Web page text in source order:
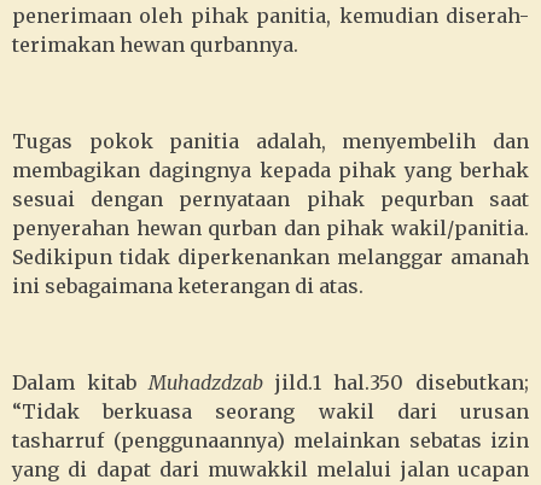
penerimaan oleh pihak panitia, kemudian diserah-
terimakan hewan qurbannya.
Tugas pokok panitia adalah, menyembelih dan
membagikan dagingnya kepada pihak yang berhak
sesuai dengan pernyataan pihak pequrban saat
penyerahan hewan qurban dan pihak wakil/panitia.
Sedikipun tidak diperkenankan melanggar amanah
ini sebagaimana keterangan di atas.
Dalam kitab Muhadzdzab jild.1 hal.350 disebutkan;
“Tidak berkuasa seorang wakil dari urusan
tasharruf (penggunaannya) melainkan sebatas izin
yang di dapat dari muwakkil melalui jalan ucapan